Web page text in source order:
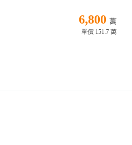
6,800 萬
單價 151.7 萬